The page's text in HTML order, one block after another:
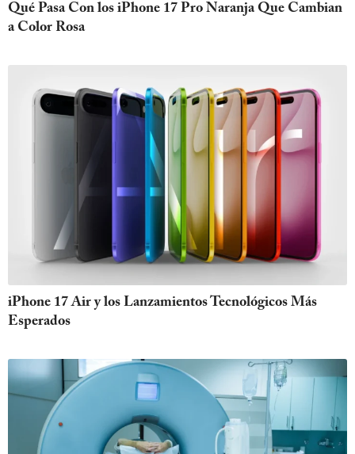
Qué Pasa Con los iPhone 17 Pro Naranja Que Cambian
a Color Rosa
iPhone 17 Air y los Lanzamientos Tecnológicos Más
Esperados